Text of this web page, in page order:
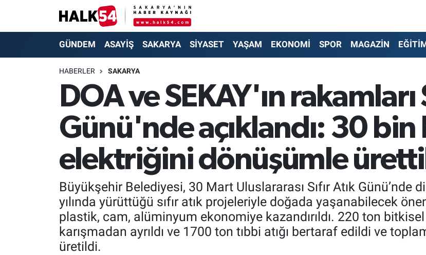
GÜNDEM ASAYİŞ SAKARYA SİYASET YAŞAM EKONOMİ SPOR MAGAZİN
HABERLER SAKARYA
DOA ve SEKAY'ın rakamları
Günü'nde açıklandı: 30
elektriğini dönüşümle
Büyükşehir Belediyesi, 30 Mart Uluslararası Sıfır Atık Günü’nde
yılında yürüttüğü sıfır atık projeleriyle doğada yaşanabilecek
plastik, cam, alüminyum ekonomiye kazandırıldı. 220 ton
karışmadan ayrıldı ve 1700 ton tıbbi atığı bertaraf edildi ve
üretildi.
GÜNDEM
SAKARYA
EKONOMİ
SOKAK RÖPORTAJLARI
Adapazarı Nöbetçi Eczaneler
Adapazarı Trafik Yoğunluk Haritası
Süper Lig Puan Durumu ve Fikstür
Son Dakika Haberleri
Haber Arşivi